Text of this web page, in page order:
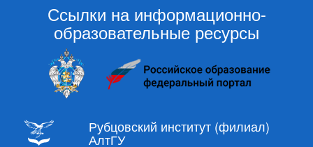
Ссылки на информационно-
образовательные ресурсы
Рубцовский институт (филиал)
АлтГУ